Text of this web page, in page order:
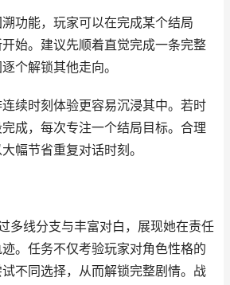
功能，玩家可以在完成某个结局
始。建议先顺着直觉完成一条完整
个解锁其他走向。
续时刻体验更容易沉浸其中。若时
成，每次专注一个结局目标。合理
幅节省重复对话时刻。
多线分支与丰富对白，展现她在责任
。任务不仅考验玩家对角色性格的
不同选择，从而解锁完整剧情。战